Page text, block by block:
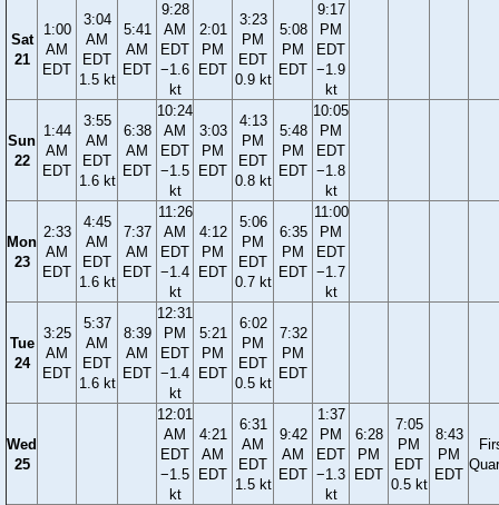
Sat
21
1:00
AM
EDT
3:04
AM
EDT
1.5 kt
5:41
AM
EDT
9:28
AM
EDT
−1.6
kt
2:01
PM
EDT
3:23
PM
EDT
0.9 kt
5:08
PM
EDT
9:17
PM
EDT
−1.9
kt
Sun
22
1:44
AM
EDT
3:55
AM
EDT
1.6 kt
6:38
AM
EDT
10:24
AM
EDT
−1.5
kt
3:03
PM
EDT
4:13
PM
EDT
0.8 kt
5:48
PM
EDT
10:05
PM
EDT
−1.8
kt
Mon
23
2:33
AM
EDT
4:45
AM
EDT
1.6 kt
7:37
AM
EDT
11:26
AM
EDT
−1.4
kt
4:12
PM
EDT
5:06
PM
EDT
0.7 kt
6:35
PM
EDT
11:00
PM
EDT
−1.7
kt
Tue
24
3:25
AM
EDT
5:37
AM
EDT
1.6 kt
8:39
AM
EDT
12:31
PM
EDT
−1.4
kt
5:21
PM
EDT
6:02
PM
EDT
0.5 kt
7:32
PM
EDT
Wed
25
12:01
AM
EDT
−1.5
kt
4:21
AM
EDT
6:31
AM
EDT
1.5 kt
9:42
AM
EDT
1:37
PM
EDT
−1.3
kt
6:28
PM
EDT
7:05
PM
EDT
0.5 kt
8:43
PM
EDT